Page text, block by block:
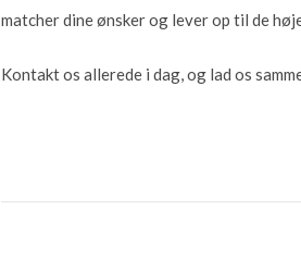
matcher dine ønsker og lever op til de
Kontakt os allerede i dag, og lad os